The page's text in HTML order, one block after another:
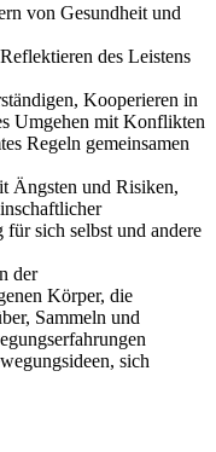
von Gesundheit und
des Leistens
Kooperieren in
Umgehen mit Konflikten
Regeln gemeinsamen
Ängsten und Risiken,
sich selbst und andere
der
Körper, die
Sammeln und
sich